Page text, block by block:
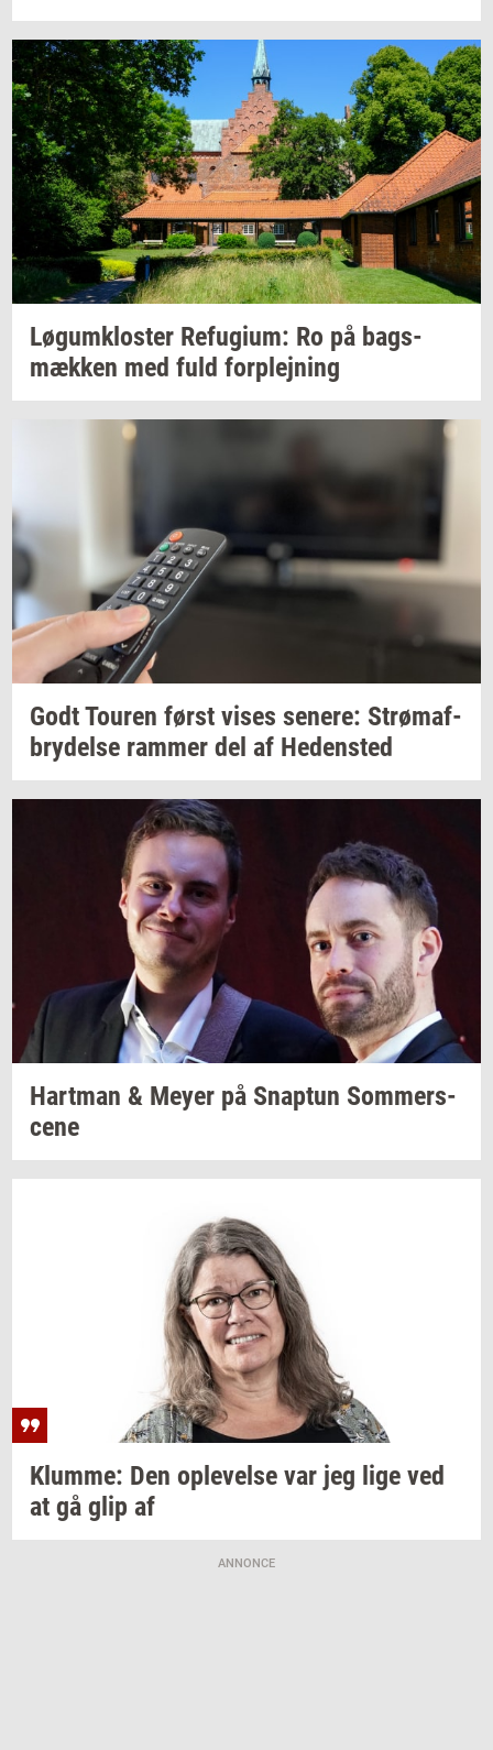
Løgum­klo­ster Re­fu­gi­um: Ro på bags­
mæk­ken med fuld for­plej­ning
GodtTou­ren først vises se­ne­re: Strø­maf­
bry­del­se ram­mer del af He­den­sted
Hart­man & Meyer på Snap­tun Som­mer­s­
ce­ne
Klum­me: Den op­le­vel­se var jeg lige ved
at gå glip af
ANNONCE